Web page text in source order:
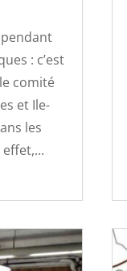
: c’est
comité
et Ile-
les